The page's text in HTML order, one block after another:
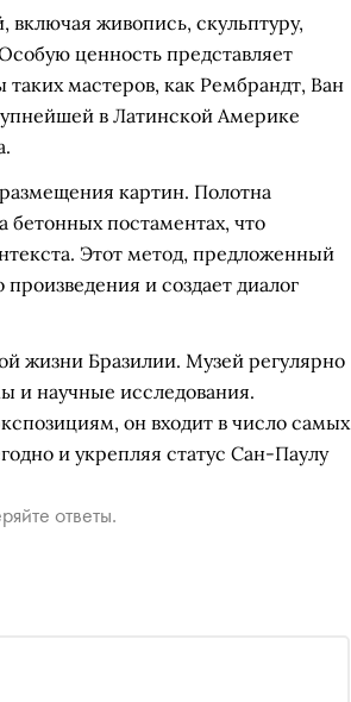
включая живопись, скульптуру,
ценность представляет
мастеров, как Рембрандт, Ван
в Латинской Америке
картин. Полотна
бетонных постаментах, что
Этот метод, предложенный
и создает диалог
жизни Бразилии. Музей регулярно
и научные исследования.
он входит в число самых
и укрепляя статус Сан-Паулу
ответы.